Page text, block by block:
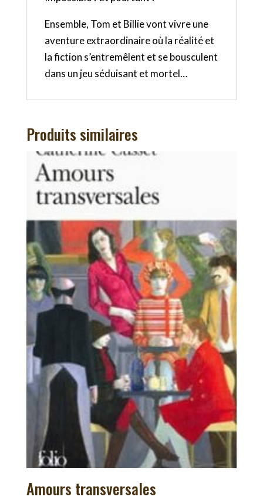
Ensemble, Tom et Billie vont vivre une
aventure extraordinaire où la réalité et
la fiction s’entremêlent et se bousculent
dans un jeu séduisant et mortel…
Produits similaires
Amours transversales